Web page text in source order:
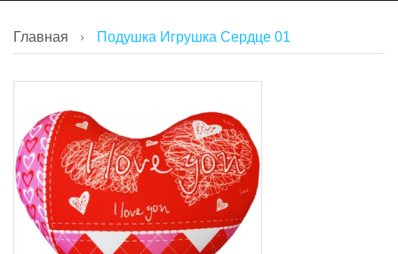
Главная Подушка Игрушка Сердце 01